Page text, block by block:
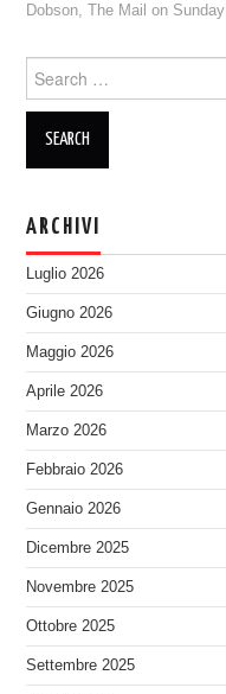
POLICY/COOKIES
Dobson,The Mail on Sunday
for:
ARCHIVI
Luglio 2026
Giugno 2026
Maggio 2026
Aprile 2026
Marzo 2026
Febbraio 2026
Gennaio 2026
Dicembre 2025
Novembre 2025
Ottobre 2025
Settembre 2025